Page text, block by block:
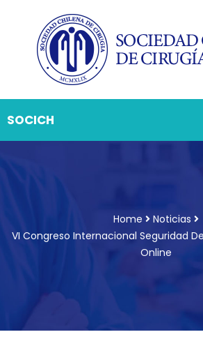
Home
Noticias
VI Congreso Internacional Seguridad
Online